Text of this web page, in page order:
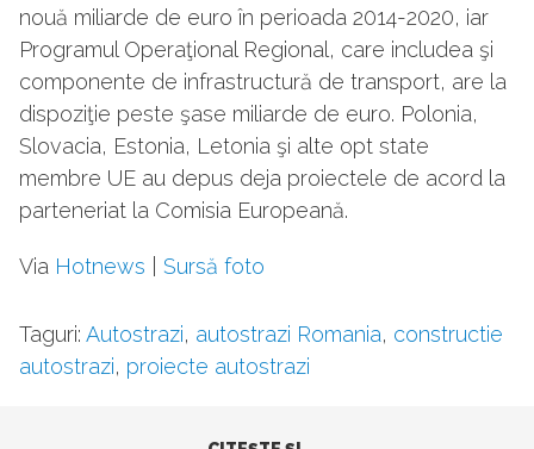
nouă miliarde de euro în perioada 2014-2020, iar
Programul Operaţional Regional, care includea şi
componente de infrastructură de transport, are la
dispoziţie peste şase miliarde de euro. Polonia,
Slovacia, Estonia, Letonia şi alte opt state
membre UE au depus deja proiectele de acord la
parteneriat la Comisia Europeană.
Via Hotnews Sursă foto
Taguri: Autostrazi, autostrazi Romania, constructie
autostrazi, proiecte autostrazi